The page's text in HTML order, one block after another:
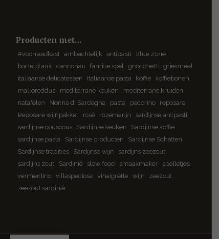
Producten met…
#voorraadkast ambachtelijk antipasti
Blue Zone
borrelplank
cannonau familie spel gnocchetti
griesmeel
italiaanse delicatessen
Italiaanse pasta koffie
koffiebonen
malloreddus
mediterrane keuken
mediterrane kruiden
natafelen
Nonna di Sardegna pasta pecorino
reposare
Reposare wijnpakket
rosé rozemarijn
sardijnse antipasti
sardijnse couscous
Sardijnse keuken
Sardijnse koffie
sardijnse pasta
Sardijnse producten
Sardijnse Schatten
Sardijnse tradities
Sardijnse wijn
sardijns zeezout
sardijns zout
Sardinië slow food smaakmaker
spelletjes
vermentino
villaspeciosa vinaigrette wijn
zeezout
zeezout sardinië